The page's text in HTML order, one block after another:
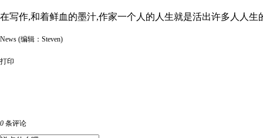
在写作,和着鲜血的墨汁,作家一个人的人生就是活出许多人人
News (编辑：Steven)
打印
0 条评论